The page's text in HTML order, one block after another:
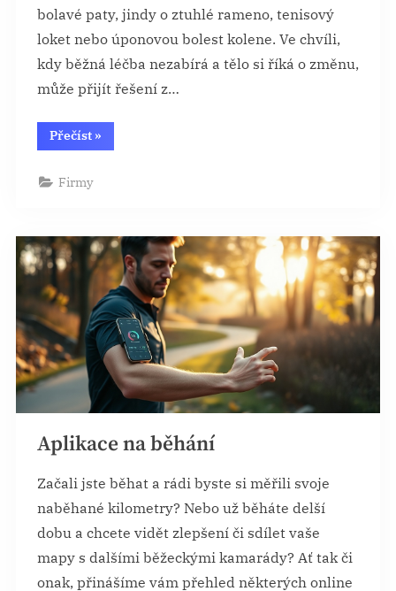
bolavé paty, jindy o ztuhlé rameno, tenisový
loket nebo úponovou bolest kolene. Ve chvíli,
kdy běžná léčba nezabírá a tělo si říká o změnu,
může přijít řešení z…
Přečíst“Bolest
vás
»
Firmy
Aplikace na běhání
Začali jste běhat a rádi byste si měřili svoje
naběhané kilometry? Nebo už běháte delší
dobu a chcete vidět zlepšení či sdílet vaše
mapy s dalšími běžeckými kamarády? Ať tak či
onak, přinášíme vám přehled některých online